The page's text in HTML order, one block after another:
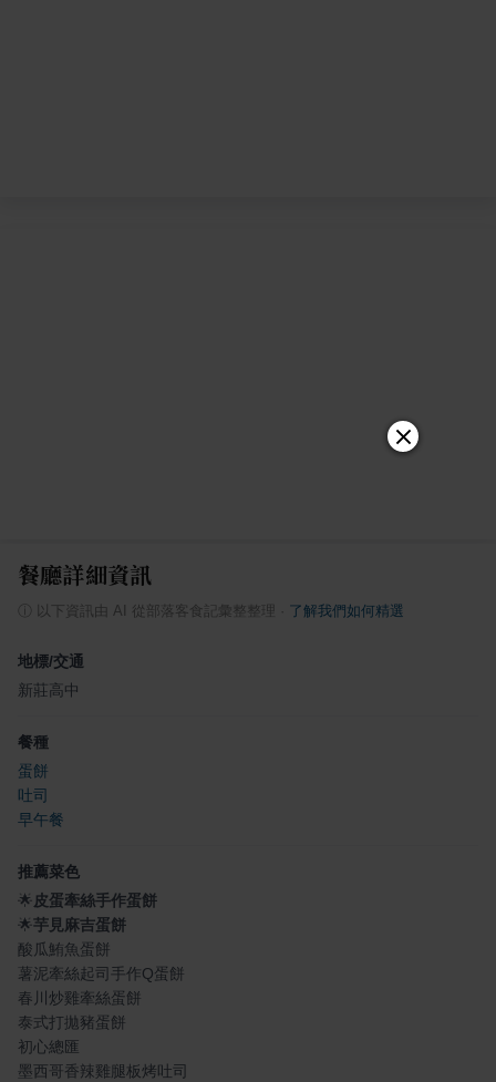
餐廳詳細資訊
以下資訊由 AI 從部落客食記彙整整理 了解我們如何精選
地標/交通
新莊高中
餐種
蛋餅
吐司
早午餐
推薦菜色
🌟皮蛋牽絲手作蛋餅
🌟芋見麻吉蛋餅
酸瓜鮪魚蛋餅
薯泥牽絲起司手作Q蛋餅
春川炒雞牽絲蛋餅
泰式打拋豬蛋餅
初心總匯
墨西哥香辣雞腿板烤吐司